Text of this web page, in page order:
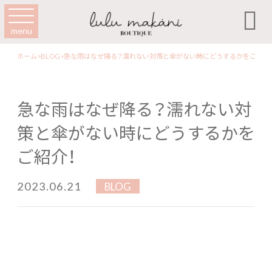
menu 
ホーム>BLOG>急な雨はなぜ降る？濡れない対策と傘がない時にどうするかをご紹介！
急な雨はなぜ降る？濡れない対
策と傘がない時にどうするかを
ご紹介！
2023.06.21 BLOG